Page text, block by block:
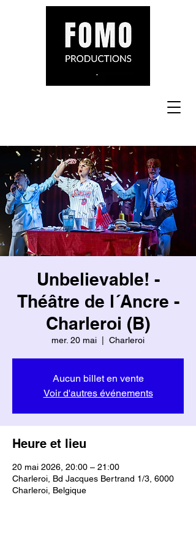
Unbelievable! -
Théâtre de l´Ancre -
Charleroi (B)
mer. 20 mai Charleroi
Aucun billet en vente
Voir d'autres événements
Heure et lieu
20 mai 2026, 20:00 – 21:00
Charleroi, Bd Jacques Bertrand 1/3, 6000
Charleroi, Belgique